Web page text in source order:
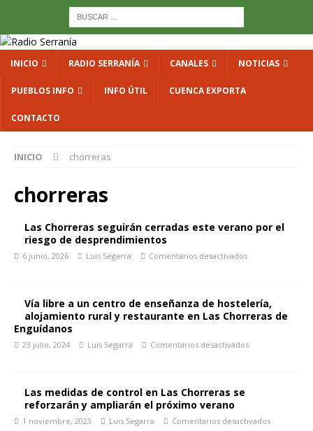
INICIO RADIO SERRANÍA CANALES NOTICIAS
PUEBLOS INFO INFO ÚTIL CUENCA EXPORTA
CONTACTO
INICIO chorreras
chorreras
Las Chorreras seguirán cerradas este verano por el
riesgo de desprendimientos
6 junio, 2026 Luis Segarra Comentarios desactivados
Vía libre a un centro de enseñanza de hostelería,
alojamiento rural y restaurante en Las Chorreras de
Enguídanos
23 julio, 2024 Luis Segarra Comentarios desactivados
Las medidas de control en Las Chorreras se
reforzarán y ampliarán el próximo verano
1 noviembre, 2023 Luis Segarra Comentarios desactivados